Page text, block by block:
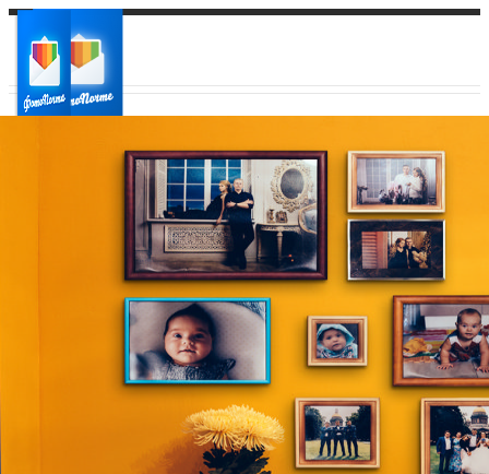
Ваш регион доставки
Выберите из списка: